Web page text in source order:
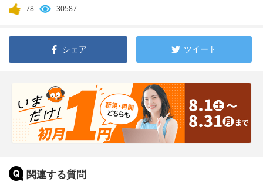
78 30587
シェア ツイート
関連する質問